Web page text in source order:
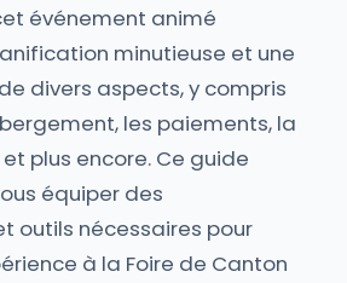
événement animé
minutieuse et une
divers aspects, y compris
les paiements, la
plus encore. Ce guide
équiper des
outils nécessaires pour
à la Foire de Canton